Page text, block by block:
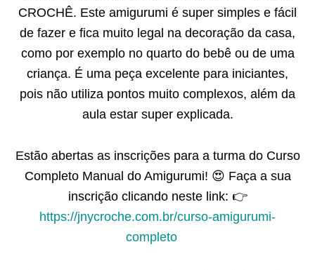
CROCHÊ. Este amigurumi é super simples e fácil
de fazer e fica muito legal na decoração da casa,
como por exemplo no quarto do bebê ou de uma
criança. É uma peça excelente para iniciantes,
pois não utiliza pontos muito complexos, além da
aula estar super explicada.
Estão abertas as inscrições para a turma do Curso
Completo Manual do Amigurumi! 😍 Faça a sua
inscrição clicando neste link: 👉
https://jnycroche.com.br/curso-amigurumi-
completo⠀